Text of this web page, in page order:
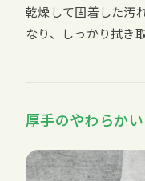
乾燥して固着した汚
なり、しっかり拭き
厚手のやわらか